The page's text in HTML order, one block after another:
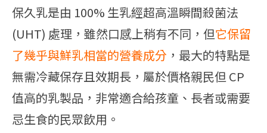
保久乳是由 100% 生乳經超高溫瞬間殺菌法
(UHT) 處理，雖然口感上稍有不同，但它保留
了幾乎與鮮乳相當的營養成分 ，最大的特點是
無需冷藏保存且效期長，屬於價格親民但 CP
值高的乳製品，非常適合給孩童、長者或需要
忌生食的民眾飲用。